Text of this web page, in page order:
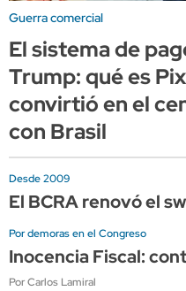
Guerra comercial
El sistema de
Trump: qué es
convirtió en el
con Brasil
Desde 2009
El BCRA renovó el
Por demoras en el Congreso
Inocencia Fiscal:
Por Carlos Lamiral